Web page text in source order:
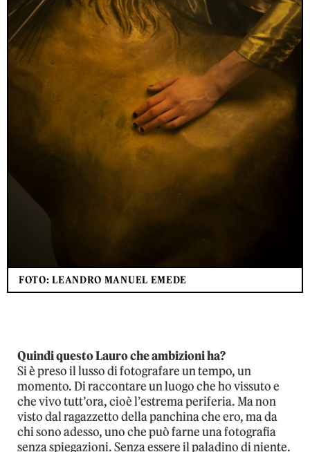
FOTO: LEANDRO MANUEL EMEDE
Quindi questo Lauro che ambizioni ha?
Si è preso il lusso di fotografare un tempo, un
momento. Di raccontare un luogo che ho vissuto e
che vivo tutt’ora, cioè l’estrema periferia. Ma non
visto dal ragazzetto della panchina che ero, ma da
chi sono adesso, uno che può farne una fotografia
senza spiegazioni. Senza essere il paladino di niente.